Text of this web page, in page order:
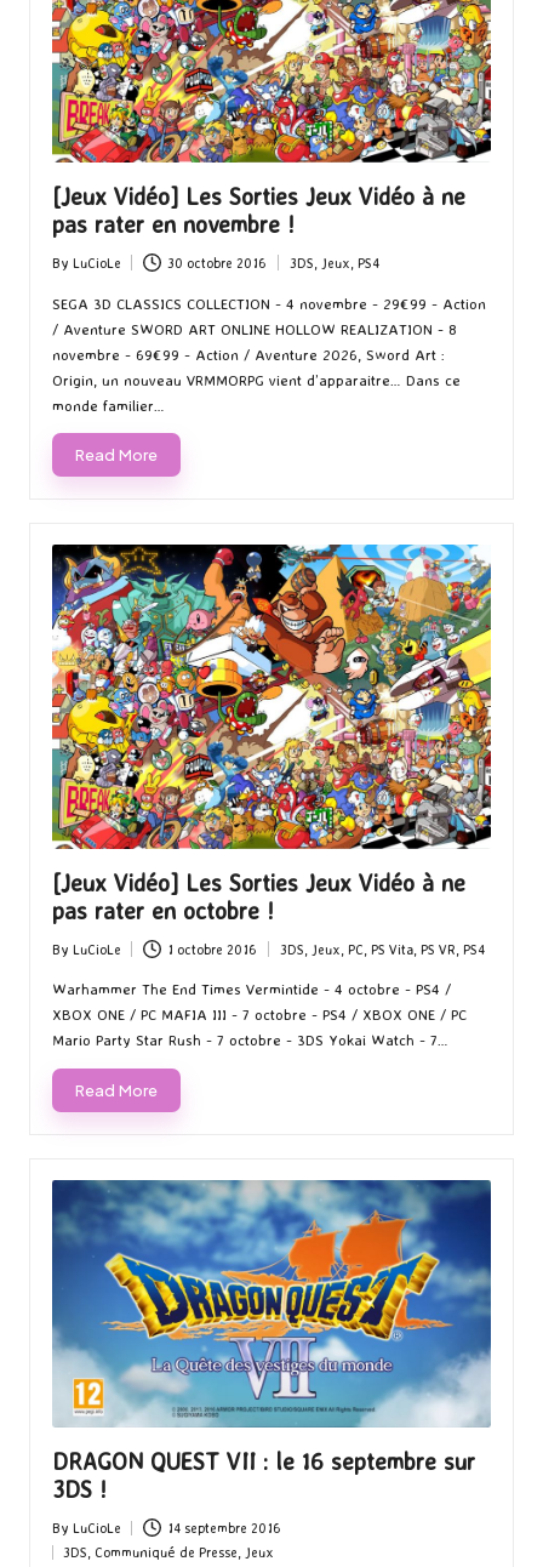
[Jeux Vidéo] Les Sorties Jeux Vidéo à ne
pas rater en novembre !
Posted
by
By LuCioLe 30 octobre 2016
Posted
in
3DS Jeux PS4
SEGA 3D CLASSICS COLLECTION - 4 novembre - 29€99 - Action
/ Aventure SWORD ART ONLINE HOLLOW REALIZATION - 8
novembre - 69€99 - Action / Aventure 2026, Sword Art :
Origin, un nouveau VRMMORPG vient d’apparaitre… Dans ce
monde familier…
Read More
[Jeux Vidéo] Les Sorties Jeux Vidéo à ne
pas rater en octobre !
Posted
by
By LuCioLe 1 octobre 2016
Posted
in
3DS Jeux PC, PS Vita, PS VR PS4
Warhammer The End Times Vermintide - 4 octobre - PS4 /
XBOX ONE / PC MAFIA III - 7 octobre - PS4 / XBOX ONE / PC
Mario Party Star Rush - 7 octobre - 3DS Yokai Watch - 7…
Read More
DRAGON QUEST VII : le 16 septembre sur
3DS !
Posted
by
By LuCioLe 14 septembre 2016
Posted
3DS, Communiqué de Presse, Jeux